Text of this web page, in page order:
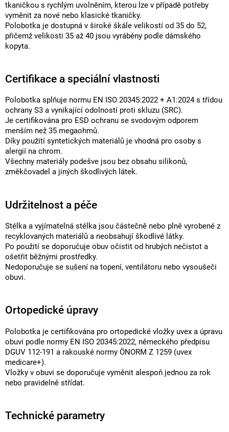
tkaničkou s rychlým uvolněním, kterou lze v případě potřeby
vyměnit za nové nebo klasické tkaničky.
Polobotka je dostupná v široké škále velikostí od 35 do 52,
přičemž velikosti 35 až 40 jsou vyráběny podle dámského
kopyta.
Certifikace a speciální vlastnosti
Polobotka splňuje normu EN ISO 20345:2022 + A1:2024 s třídou
ochrany S3 a vynikající odolností proti skluzu (SRC).
Je certifikována pro ESD ochranu se svodovým odporem
menším než 35 megaohmů.
Díky použití syntetických materiálů je vhodná pro osoby s
alergií na chrom.
Všechny materiály podešve jsou bez obsahu silikonů,
změkčovadel a jiných škodlivých látek.
Udržitelnost a péče
Stélka a vyjímatelná stélka jsou částečně nebo plně vyrobené z
recyklovaných materiálů a neobsahují škodlivé látky.
Po použití se doporučuje obuv očistit od hrubých nečistot a
ošetřit běžnými prostředky.
Nedoporučuje se sušení na topení, ventilátoru nebo vysoušeči
obuvi.
Ortopedické úpravy
Polobotka je certifikována pro ortopedické vložky uvex a úpravu
obuvi podle normy EN ISO 20345:2022, německého předpisu
DGUV 112-191 a rakouské normy ÖNORM Z 1259 (uvex
medicare+).
Vložky v obuvi se doporučuje vyměnit alespoň jednou za rok
nebo pravidelně střídat.
Technické parametry